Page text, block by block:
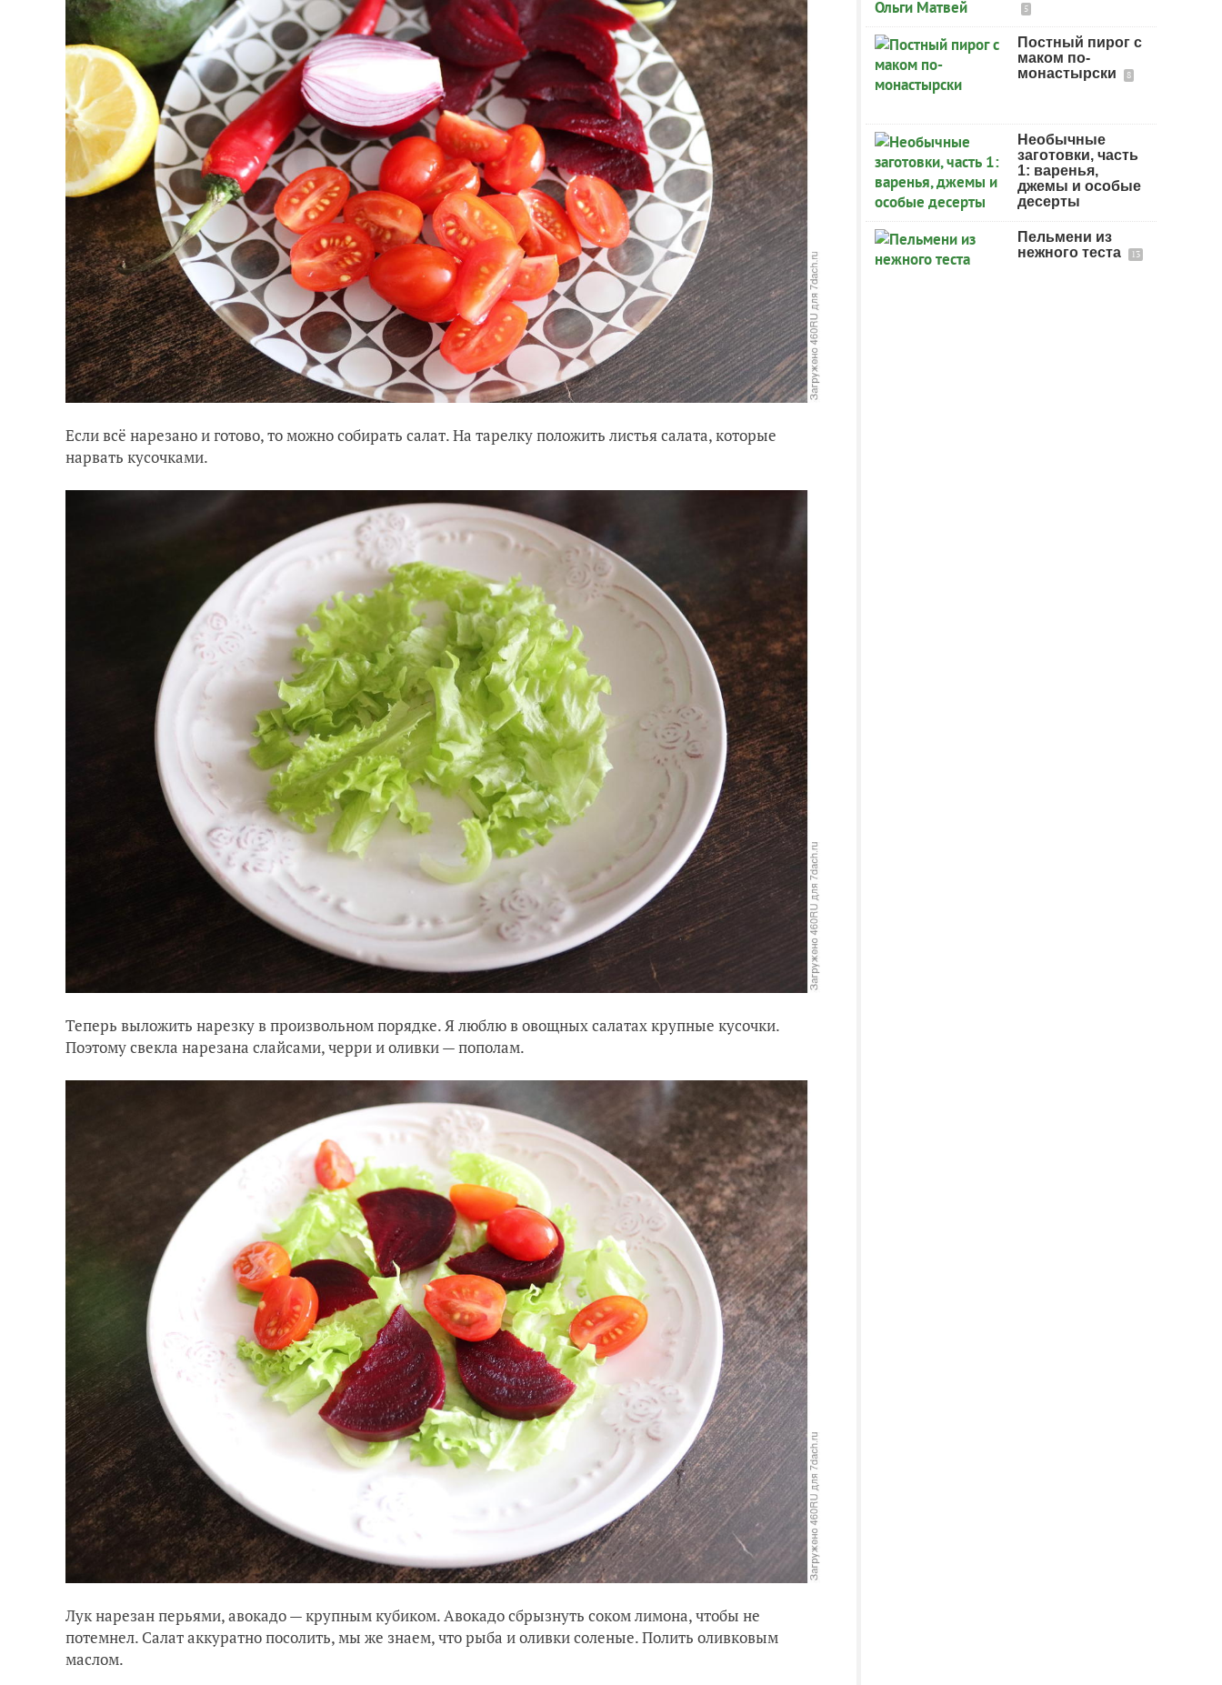
Если всё нарезано и готово, то можно собирать салат. На тарелку положить листья салата, которые
нарвать кусочками.
Теперь выложить нарезку в произвольном порядке. Я люблю в овощных салатах крупные кусочки.
Поэтому свекла нарезана слайсами, черри и оливки — пополам.
Лук нарезан перьями, авокадо — крупным кубиком. Авокадо сбрызнуть соком лимона, чтобы не
потемнел. Салат аккуратно посолить, мы же знаем, что рыба и оливки соленые. Полить оливковым
маслом.
5
Постный пирог с
маком по-
монастырски
8
Необычные
заготовки, часть
1: варенья,
джемы и особые
десерты
Пельмени из
нежного теста
13